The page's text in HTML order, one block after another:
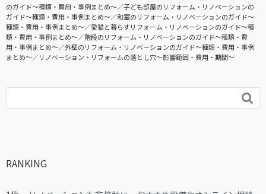
のガイド〜種類・費用・事例まとめ〜
子ども部屋のリフォーム・リノベーションの
ガイド〜種類・費用・事例まとめ〜
和室のリフォーム・リノベーションのガイド〜
種類・費用・事例まとめ〜
愛猫と暮らすリフォーム・リノベーションのガイド〜種
類・費用・事例まとめ〜
階段のリフォーム・リノベーションのガイド〜種類・費
用・事例まとめ〜
外壁のリフォーム・リノベーションのガイド〜種類・費用・事例
まとめ〜
リノベーション・リフォームの落とし穴～影響範囲・費用・期間～

RANKING